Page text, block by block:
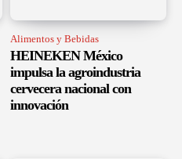
Alimentos y Bebidas
HEINEKEN México
impulsa la agroindustria
cervecera nacional con
innovación